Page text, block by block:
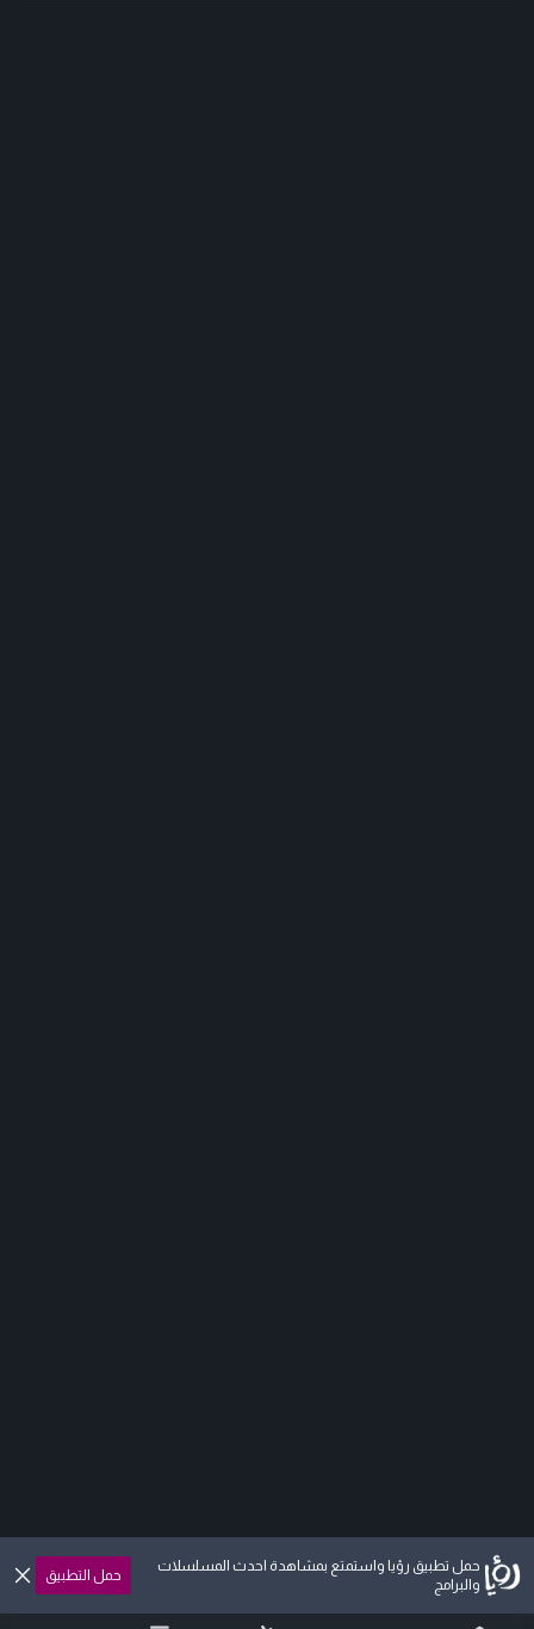
حمل تطبيق رؤيا واستمتع بمشاهدة احدث المسلسلات
والبرامج
حمل التطبيق